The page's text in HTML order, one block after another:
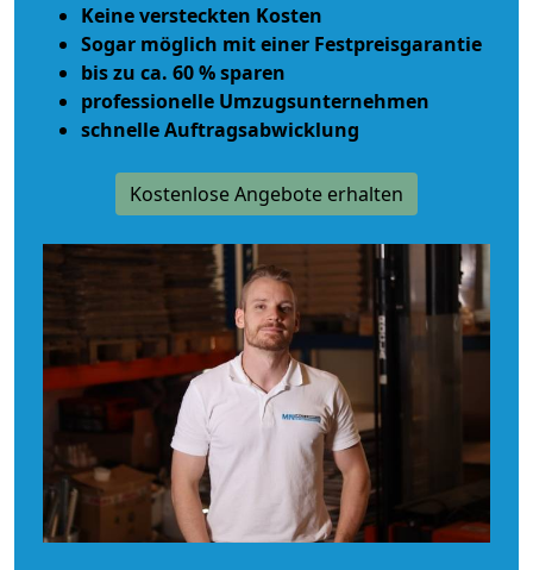
Keine versteckten Kosten
Sogar möglich mit einer Festpreisgarantie
bis zu ca. 60 % sparen
professionelle Umzugsunternehmen
schnelle Auftragsabwicklung
Kostenlose Angebote erhalten